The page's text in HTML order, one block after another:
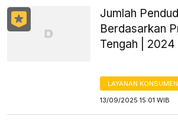
Jumlah
Berdasarkan
Tengah | 2024
LAYANAN
13/09/2025 15:01 WIB